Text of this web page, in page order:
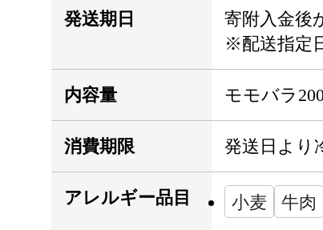
発送期日
寄附入金後
※配送指定
内容量 モモバラ
消費期限 発送日より
アレルギー品目 小麦 牛肉